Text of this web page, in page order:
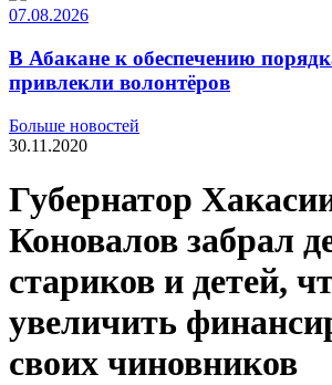
07.08.2026
В Абакане к обеспечению
привлекли волонтёров
Больше новостей
30.11.2020
Губернатор
Коновалов забрал
стариков и детей,
увеличить
своих чиновников